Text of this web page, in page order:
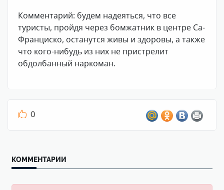
Комментарий: будем надеяться, что все
туристы, пройдя через бомжатник в центре Са-
Франциско, останутся живы и здоровы, а также
что кого-нибудь из них не пристрелит
обдолбанный наркоман.
0
КОММЕНТАРИИ